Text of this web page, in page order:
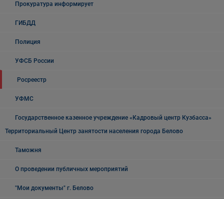
Прокуратура информирует
ГИБДД
Полиция
УФСБ России
Росреестр
УФМС
Государственное казенное учреждение «Кадровый центр Кузбасса»
Территориальный Центр занятости населения города Белово
Таможня
О проведении публичных мероприятий
"Мои документы" г. Белово